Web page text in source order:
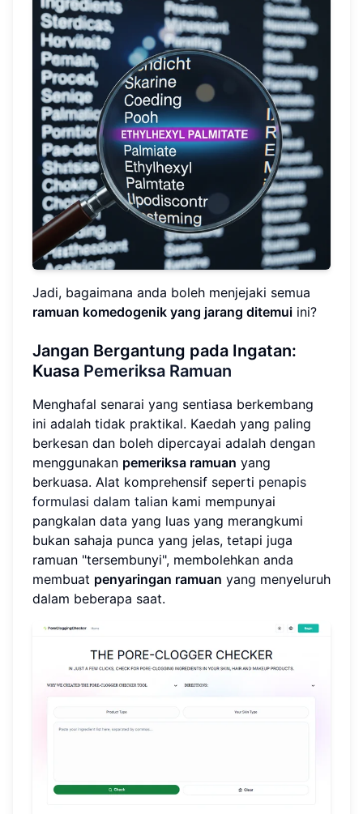
Jadi, bagaimana anda boleh menjejaki semua
ramuan komedogenik yang jarang ditemui ini?
Jangan Bergantung pada Ingatan:
Kuasa Pemeriksa Ramuan
Menghafal senarai yang sentiasa berkembang
ini adalah tidak praktikal. Kaedah yang paling
berkesan dan boleh dipercayai adalah dengan
menggunakan pemeriksa ramuan yang
berkuasa. Alat komprehensif seperti penapis
formulasi dalam talian kami mempunyai
pangkalan data yang luas yang merangkumi
bukan sahaja punca yang jelas, tetapi juga
ramuan "tersembunyi", membolehkan anda
membuat penyaringan ramuan yang menyeluruh
dalam beberapa saat.